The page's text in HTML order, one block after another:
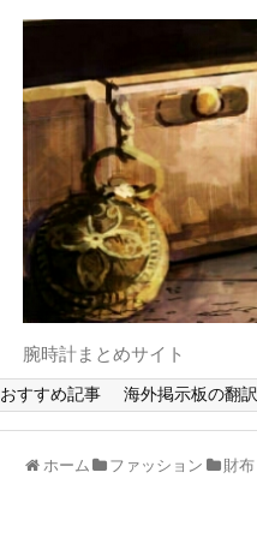
腕時計まとめサイト
おすすめ記事 海外掲示板の翻訳
ホーム ファッション 財布